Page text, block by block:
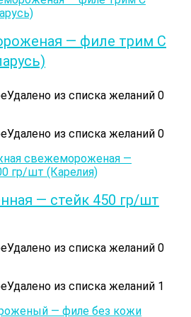
— филе трим С
Удалено из списка желаний 0
Удалено из списка желаний 0
— стейк 450 гр/шт
Удалено из списка желаний 0
Удалено из списка желаний 1